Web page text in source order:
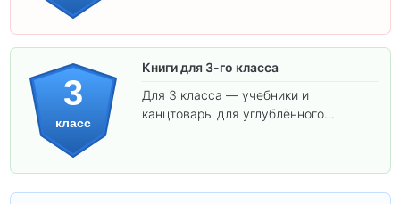
3
класс
Книги для 3-го класса
Для 3 класса — учебники и
канцтовары для углублённого